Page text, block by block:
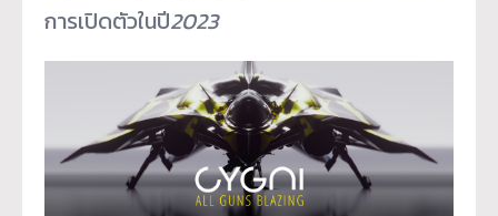
การเปิดตัวในปี2023